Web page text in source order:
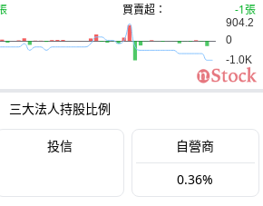
買賣超： -1張
三大法人持股比例
投信
自營商
0.36%